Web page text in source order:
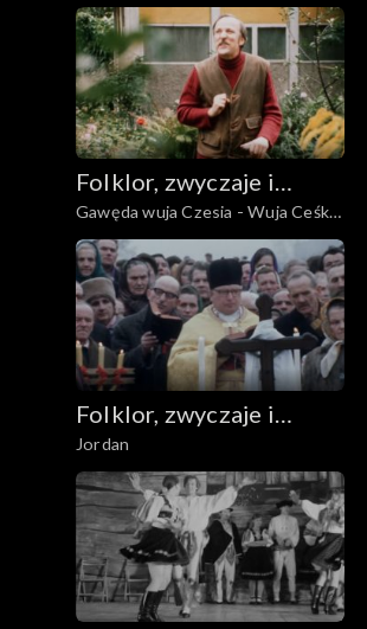
Folklor, zwyczaje i
sztuka ludowa
Gawęda wuja Czesia - Wuja Ceśku
opowiada
Folklor, zwyczaje i
sztuka ludowa
Jordan